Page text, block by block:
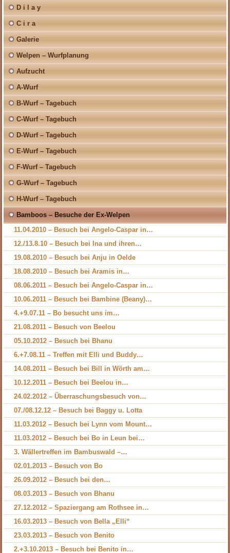
D i l a y
C i r a
Galerie
Welpen – Wurfplanung
Aufzucht
A-Wurf
B-Wurf – Tagebuch
C-Wurf – Tagebuch
D-Wurf – Tagebuch
E-Wurf – Tagebuch
F-Wurf – Tagebuch
G-Wurf – Tagebuch
H-Wurf – Tagebuch
Bamboos – Besuche der Ex-Welpen
11.04.2010 – Besuch bei Angelo-Caspar in…
12./13.8.10 – Besuch bei Ina und ihren…
19.08.2010 – Besuch bei Anju in Oelde
18.08.2010 – Besuch bei Aramis in…
08.06.2011 – Besuch bei Angelo-Caspar in…
10.06.2011 – Besuch bei Bambine (Beany)…
4.+9.07.11 – Bo besucht uns im…
21.08.2011 – Besuch von Beelou
05.10.2012 – Besuch bei Bhanu
6.+7.08.11 – Treffen mit Elli und Buddy…
14.08.2011 – Besuch bei Bill in Wörth am…
10.12.2011 – Besuch bei Beelou in…
24.02.2012 – Überraschungsbesuch von…
07./08.12.12 – Besuch bei Baggy u. Lotta
11.03.2012 – Besuch bei Lynn vom Mount…
11.03.2012 – Besuch bei Bo in Leun bei…
3. Wällertreffen im Bambuswald –…
02.01.2013 – Besuch von Bo
26.09.2012 – Besuch bei den…
08.03.2013 – Besuch von Bhanu
27.12.2012 – Spaziergang am Rothsee in…
16.03.2013 – Besuch von Bella „Elli“
23.03.2013 – Besuch von Benito
2.+3.10.2013 – Besuch bei Benito in…